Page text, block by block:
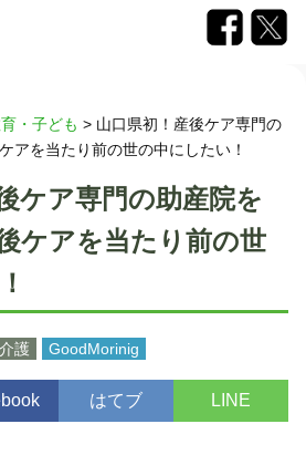
・子ども > 山口県初！産後ケア専門の
アを当たり前の世の中にしたい！
ケア専門の助産院を
ケアを当たり前の世
護 GoodMorinig
はてブ LINE